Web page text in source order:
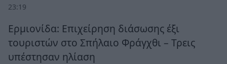
23:19
Ερμιονίδα: Επιχείρηση διάσωσης έξι
τουριστών στο Σπήλαιο Φράγχθι – Τρεις
υπέστησαν ηλίαση